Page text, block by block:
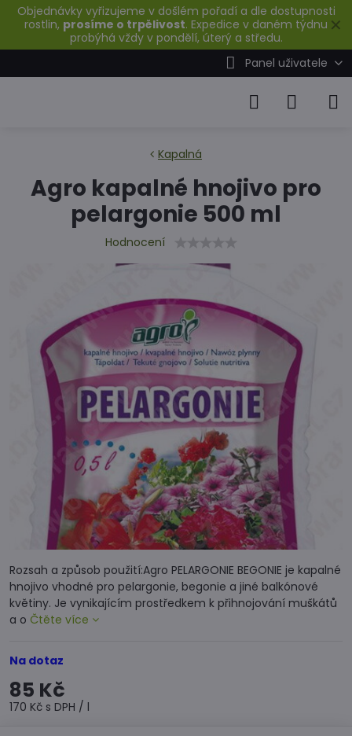
✕
Objednávky vyřizujeme v došlém pořadí a dle dostupnosti
rostlin, prosíme o trpělivost. Expedice v daném týdnu
probýhá vždy v pondělí, úterý a středu.
Panel uživatele
Kapalná
Agro kapalné hnojivo pro
pelargonie 500 ml
Hodnocení
Rozsah a způsob použití:Agro PELARGONIE BEGONIE je kapalné
hnojivo vhodné pro pelargonie, begonie a jiné balkónové
květiny. Je vynikajícím prostředkem k přihnojování muškátů
a o Čtěte více
Na dotaz
85 Kč
170 Kč s DPH / l